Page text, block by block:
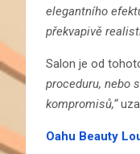
elegantního
překvapivě
Salon je od
proceduru, nebo
kompromisů,“
Oahu Beauty